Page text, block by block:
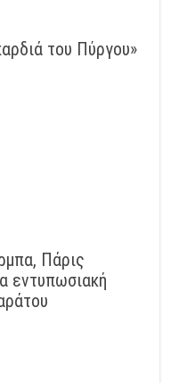
του Πύργου»
Πάρις
εντυπωσιακή